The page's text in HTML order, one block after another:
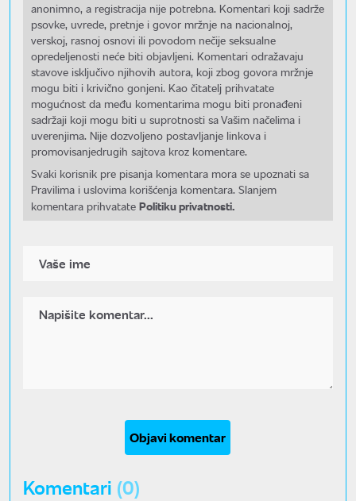
anonimno, a registracija nije potrebna. Komentari koji sadrže
psovke, uvrede, pretnje i govor mržnje na nacionalnoj,
verskoj, rasnoj osnovi ili povodom nečije seksualne
opredeljenosti neće biti objavljeni. Komentari odražavaju
stavove isključivo njihovih autora, koji zbog govora mržnje
mogu biti i krivično gonjeni. Kao čitatelj prihvatate
mogućnost da među komentarima mogu biti pronađeni
sadržaji koji mogu biti u suprotnosti sa Vašim načelima i
uverenjima. Nije dozvoljeno postavljanje linkova i
promovisanjedrugih sajtova kroz komentare.
Svaki korisnik pre pisanja komentara mora se upoznati sa
Pravilima i uslovima korišćenja komentara. Slanjem
komentara prihvatate Politiku privatnosti.
Objavi komentar
Komentari (0)